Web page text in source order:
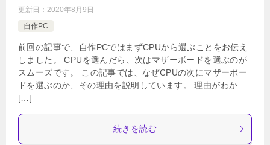
更新日： 2020年8月9日
自作PC
前回の記事で、自作PCではまずCPUから選ぶことをお伝え
しました。 CPUを選んだら、次はマザーボードを選ぶのが
スムーズです。 この記事では、なぜCPUの次にマザーボー
ドを選ぶのか、その理由を説明しています。 理由がわか
[…]
続きを読む